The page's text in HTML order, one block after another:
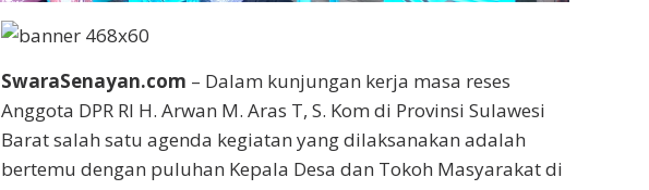
SwaraSenayan.com – Dalam kunjungan kerja masa reses
Anggota DPR RI H. Arwan M. Aras T, S. Kom di Provinsi Sulawesi
Barat salah satu agenda kegiatan yang dilaksanakan adalah
bertemu dengan puluhan Kepala Desa dan Tokoh Masyarakat di